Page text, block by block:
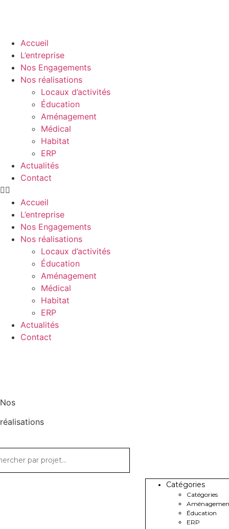
Accueil
L’entreprise
Nos Engagements
Nos réalisations
Locaux d’activités
Éducation
Aménagement
Médical
Habitat
ERP
Actualités
Contact
Accueil
L’entreprise
Nos Engagements
Nos réalisations
Locaux d’activités
Éducation
Aménagement
Médical
Habitat
ERP
Actualités
Contact
Nos
réalisations
Catégories
Catégories
Éducation
ERP